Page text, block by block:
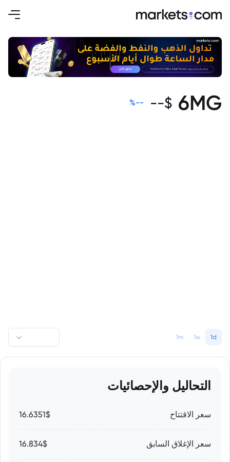
6MG
$
--
--
%
1d
1w
1m
التحاليل والإحصائيات
سعر الاقتتاح 16.6351$
سعر الإغلاق السابق 16.834$